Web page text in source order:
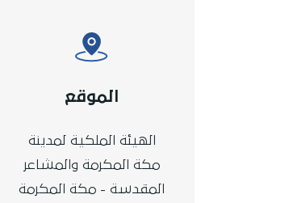
الموقع
الهيئة الملكية لمدينة
مكة المكرمة والمشاعر
المقدسة - مكة المكرمة